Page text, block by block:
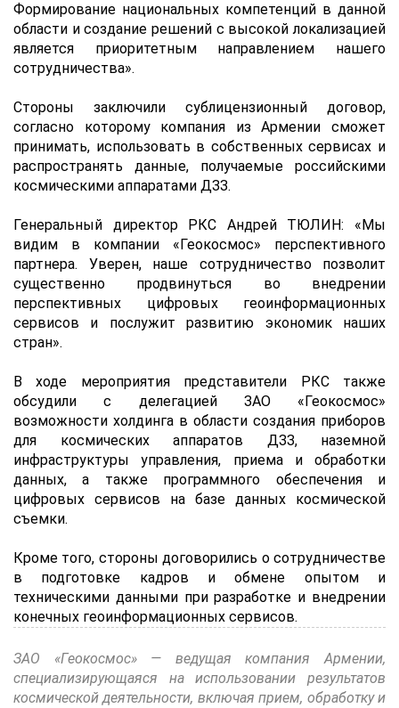
Формирование национальных компетенций в данной
области и создание решений с высокой локализацией
является приоритетным направлением нашего
сотрудничества».
Стороны заключили сублицензионный договор,
согласно которому компания из Армении сможет
принимать, использовать в собственных сервисах и
распространять данные, получаемые российскими
космическими аппаратами ДЗЗ.
Генеральный директор РКС Андрей ТЮЛИН: «Мы
видим в компании «Геокосмос» перспективного
партнера. Уверен, наше сотрудничество позволит
существенно продвинуться во внедрении
перспективных цифровых геоинформационных
сервисов и послужит развитию экономик наших
стран».
В ходе мероприятия представители РКС также
обсудили с делегацией ЗАО «Геокосмос»
возможности холдинга в области создания приборов
для космических аппаратов ДЗЗ, наземной
инфраструктуры управления, приема и обработки
данных, а также программного обеспечения и
цифровых сервисов на базе данных космической
съемки.
Кроме того, стороны договорились о сотрудничестве
в подготовке кадров и обмене опытом и
техническими данными при разработке и внедрении
конечных геоинформационных сервисов.
ЗАО «Геокосмос» — ведущая компания Армении,
специализирующаяся на использовании результатов
космической деятельности, включая прием, обработку и